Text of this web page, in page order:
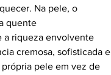
Na pele, o
quente
a riqueza envolvente
cremosa, sofisticada e
pele em vez de